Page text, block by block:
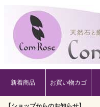
新着商品 お買い物カゴ